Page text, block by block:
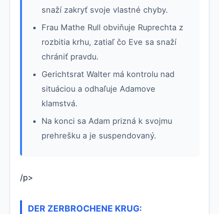
snaží zakryť svoje vlastné chyby.
Frau Mathe Rull obviňuje Ruprechta z
rozbitia krhu, zatiaľ čo Eve sa snaží
chrániť pravdu.
Gerichtsrat Walter má kontrolu nad
situáciou a odhaľuje Adamove
klamstvá.
Na konci sa Adam prizná k svojmu
prehrešku a je suspendovaný.
/p>
DER ZERBROCHENE KRUG: